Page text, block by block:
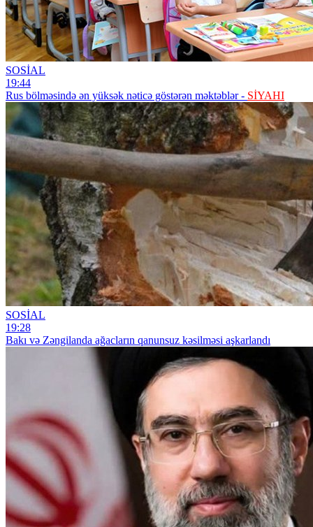
SOSİAL
19:44
Rus bölməsində ən yüksək nəticə göstərən məktəblər - SİYAHI
SOSİAL
19:28
Bakı və Zəngilanda ağacların qanunsuz kəsilməsi aşkarlandı